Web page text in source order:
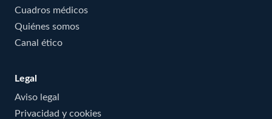
Cuadros médicos
Quiénes somos
Canal ético
Legal
Aviso legal
Privacidad y cookies